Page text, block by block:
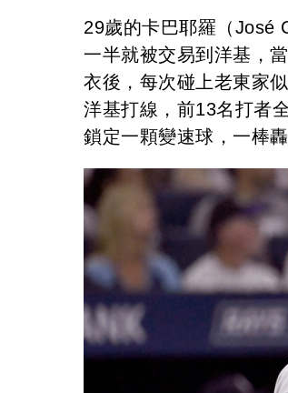
29歲的卡巴耶羅（José
一半就被交易到洋基，
衣後，每次碰上老東家
洋基打線，前13名打者
鎖定一顆變速球，一棒